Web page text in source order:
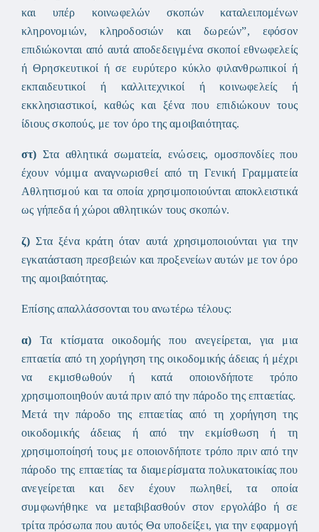
και υπέρ κοινωφελών σκοπών καταλειπομένων
κληρονομιών, κληροδοσιών και δωρεών”, εφόσον
επιδιώκονται από αυτά αποδεδειγμένα σκοποί εθνωφελείς
ή Θρησκευτικοί ή σε ευρύτερο κύκλο φιλανθρωπικοί ή
εκπαιδευτικοί ή καλλιτεχνικοί ή κοινωφελείς ή
εκκλησιαστικοί, καθώς και ξένα που επιδιώκουν τους
ίδιους σκοπούς, με τον όρο της αμοιβαιότητας.
στ) Στα αθλητικά σωματεία, ενώσεις, ομοσπονδίες που
έχουν νόμιμα αναγνωρισθεί από τη Γενική Γραμματεία
Αθλητισμού και τα οποία χρησιμοποιούνται αποκλειστικά
ως γήπεδα ή χώροι αθλητικών τους σκοπών.
ζ) Στα ξένα κράτη όταν αυτά χρησιμοποιούνται για την
εγκατάσταση πρεσβειών και προξενείων αυτών με τον όρο
της αμοιβαιότητας.
Επίσης απαλλάσσονται του ανωτέρω τέλους:
α) Τα κτίσματα οικοδομής που ανεγείρεται, για μια
επταετία από τη χορήγηση της οικοδομικής άδειας ή μέχρι
να εκμισθωθούν ή κατά οποιονδήποτε τρόπο
χρησιμοποιηθούν αυτά πριν από την πάροδο της επταετίας.
Μετά την πάροδο της επταετίας από τη χορήγηση της
οικοδομικής άδειας ή από την εκμίσθωση ή τη
χρησιμοποίησή τους με οποιονδήποτε τρόπο πριν από την
πάροδο της επταετίας τα διαμερίσματα πολυκατοικίας που
ανεγείρεται και δεν έχουν πωληθεί, τα οποία
συμφωνήθηκε να μεταβιβασθούν στον εργολάβο ή σε
τρίτα πρόσωπα πoυ αυτός Θα υποδείξει, για την εφαρμογή